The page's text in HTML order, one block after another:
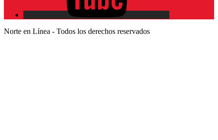
Norte en Línea - Todos los derechos reservados